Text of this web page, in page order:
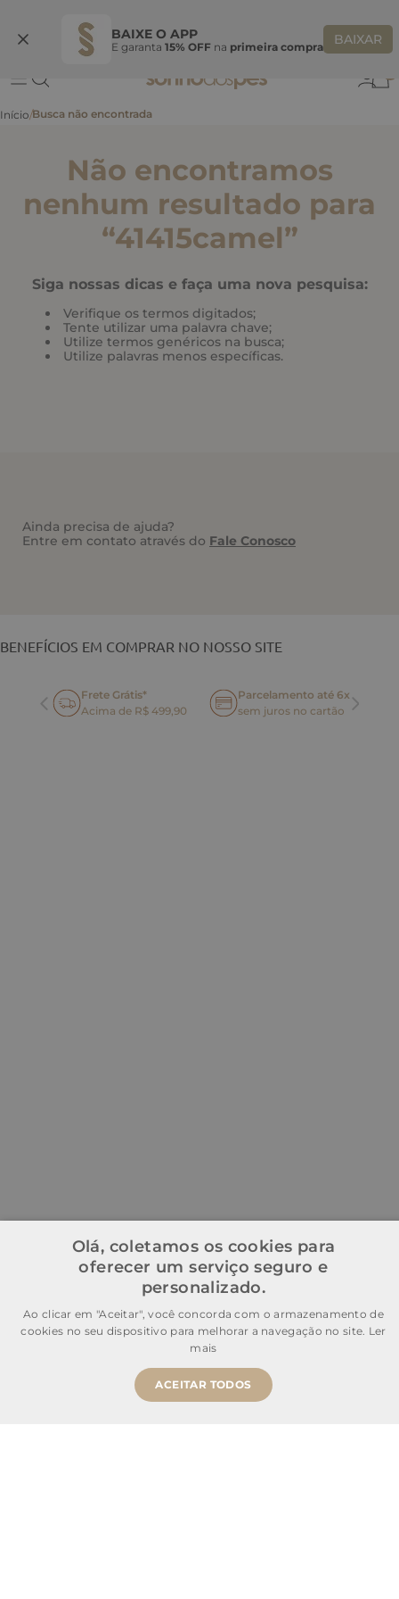
BAIXE O APP
E garanta 15% OFF na primeira compra BAIXAR
BEMVINDASONHO
Não encontramos
nenhum resultado para
“41415camel”
Siga nossas dicas e faça uma nova pesquisa:
Verifique os termos digitados;
Tente utilizar uma palavra chave;
Utilize termos genéricos na busca;
Utilize palavras menos específicas.
Ainda precisa de ajuda?
Entre em contato através do Fale Conosco
BENEFÍCIOS EM COMPRAR NO NOSSO SITE
Frete Grátis*
Acima de R$ 499,90
Parcelamento até 6x
sem juros no cartão
Olá, coletamos os cookies para
oferecer um serviço seguro e
personalizado.
Ao clicar em "Aceitar", você concorda com o armazenamento de
cookies no seu dispositivo para melhorar a navegação no site. Ler
mais
ACEITAR TODOS